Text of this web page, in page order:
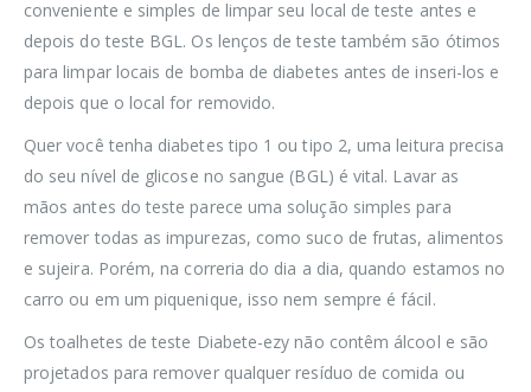
conveniente e simples de limpar seu local de teste antes e
depois do teste BGL. Os lenços de teste também são ótimos
para limpar locais de bomba de diabetes antes de inseri-los e
depois que o local for removido.
Quer você tenha diabetes tipo 1 ou tipo 2, uma leitura precisa
do seu nível de glicose no sangue (BGL) é vital. Lavar as
mãos antes do teste parece uma solução simples para
remover todas as impurezas, como suco de frutas, alimentos
e sujeira. Porém, na correria do dia a dia, quando estamos no
carro ou em um piquenique, isso nem sempre é fácil.
Os toalhetes de teste Diabete-ezy não contêm álcool e são
projetados para remover qualquer resíduo de comida ou